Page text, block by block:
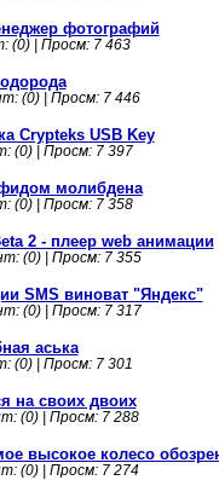
фотографий
(0) | Просм: 7 463
(0) | Просм: 7 446
Crypteks USB Key
(0) | Просм: 7 397
молибдена
(0) | Просм: 7 358
2 - плеер web анимации
(0) | Просм: 7 355
SMS виноват "Яндекс"
(0) | Просм: 7 317
аська
(0) | Просм: 7 301
на своих двоих
(0) | Просм: 7 288
высокое колесо
(0) | Просм: 7 274